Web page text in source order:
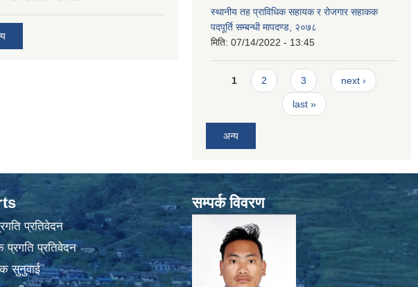
स्थानीय तह प्राविधिक सहायक र रोजगार सहाकक
पदपूर्ति सम्बन्धी मापदण्ड, २०७८
मिति: 07/14/2022 - 13:45
Pages
1 2 3 next ›
last »
अन्य
प्रतिवेदन
प्रगति प्रतिवेदन
सुनुवाई
सम्पर्क विवरण